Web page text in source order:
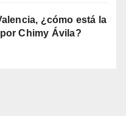
¿cómo está la
Chimy Ávila?